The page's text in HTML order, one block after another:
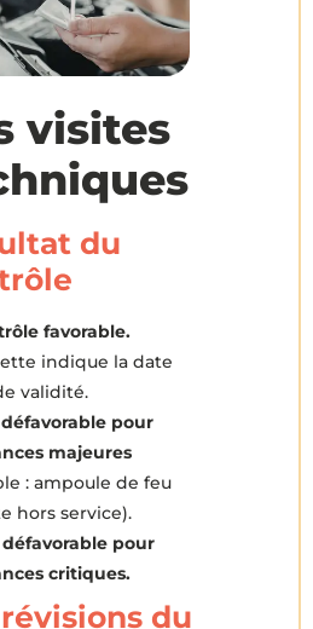
véhicule.
ces points
permet au
les
et de
efficacement
cas d’incident.
visites
du
favorable.
indique la date
validité.
défavorable pour
majeures
: ampoule de feu
hors service).
défavorable pour
critiques.
du